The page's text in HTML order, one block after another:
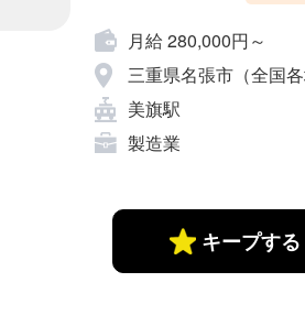
月給 280,000円～
三重県名張市（全国
美旗駅
製造業
キープする